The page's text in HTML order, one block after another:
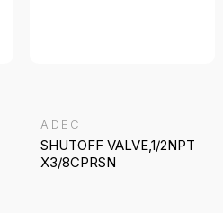
ADEC
SHUTOFF VALVE,1/2NPT
X3/8CPRSN